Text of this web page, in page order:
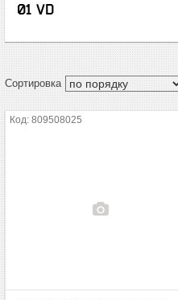
01 VD
809508025